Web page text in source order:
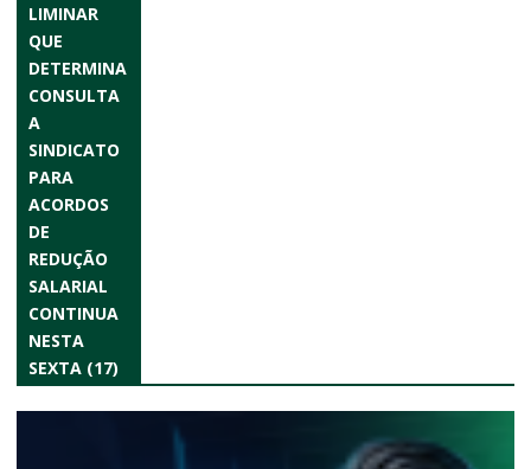
LIMINAR
QUE
DETERMINA
CONSULTA
A
SINDICATO
PARA
ACORDOS
DE
REDUÇÃO
SALARIAL
CONTINUA
NESTA
SEXTA (17)